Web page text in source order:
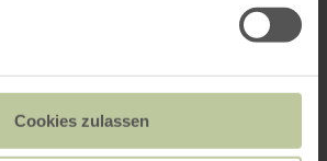
Cookies zulassen